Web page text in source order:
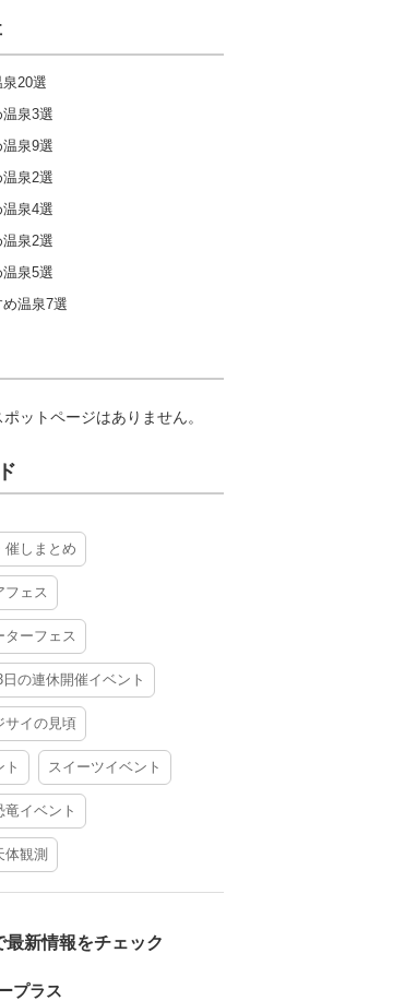
20選
泉3選
泉9選
泉2選
泉4選
泉2選
泉5選
温泉7選
ットページはありません。
催しまとめ
フェス
ターフェス
の連休開催イベント
サイの見頃
ト スイーツイベント
竜イベント
体観測
新情報をチェック
プラス